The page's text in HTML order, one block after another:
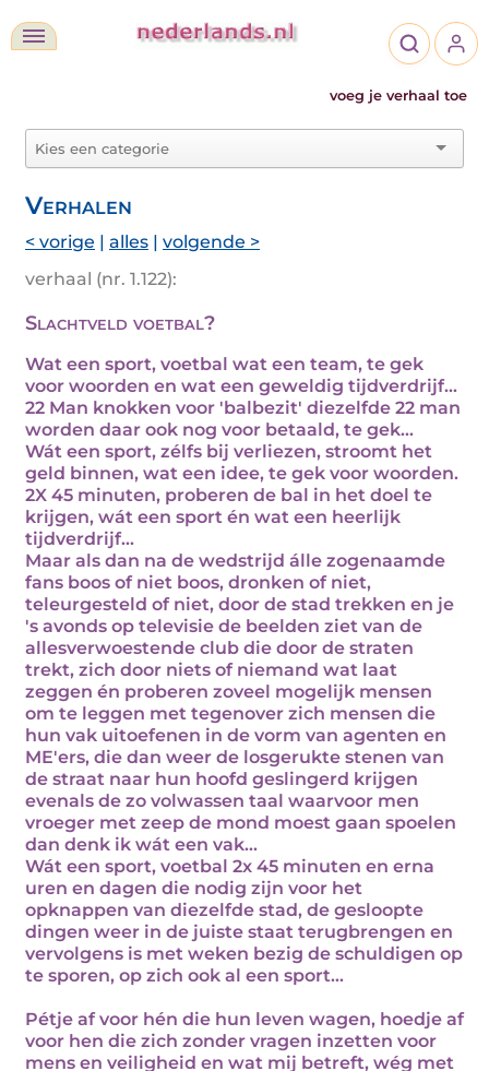
voeg je verhaal toe
Verhalen
< vorige | alles | volgende >
verhaal (nr. 1.122):
Slachtveld voetbal?
Wat een sport, voetbal wat een team, te gek
voor woorden en wat een geweldig tijdverdrijf...
22 Man knokken voor 'balbezit' diezelfde 22 man
worden daar ook nog voor betaald, te gek...
Wát een sport, zélfs bij verliezen, stroomt het
geld binnen, wat een idee, te gek voor woorden.
2X 45 minuten, proberen de bal in het doel te
krijgen, wát een sport én wat een heerlijk
tijdverdrijf...
Maar als dan na de wedstrijd álle zogenaamde
fans boos of niet boos, dronken of niet,
teleurgesteld of niet, door de stad trekken en je
's avonds op televisie de beelden ziet van de
allesverwoestende club die door de straten
trekt, zich door niets of niemand wat laat
zeggen én proberen zoveel mogelijk mensen
om te leggen met tegenover zich mensen die
hun vak uitoefenen in de vorm van agenten en
ME'ers, die dan weer de losgerukte stenen van
de straat naar hun hoofd geslingerd krijgen
evenals de zo volwassen taal waarvoor men
vroeger met zeep de mond moest gaan spoelen
dan denk ik wát een vak...
Wát een sport, voetbal 2x 45 minuten en erna
uren en dagen die nodig zijn voor het
opknappen van diezelfde stad, de gesloopte
dingen weer in de juiste staat terugbrengen en
vervolgens is met weken bezig de schuldigen op
te sporen, op zich ook al een sport...
Pétje af voor hén die hun leven wagen, hoedje af
voor hen die zich zonder vragen inzetten voor
mens en veiligheid en wat mij betreft, wég met